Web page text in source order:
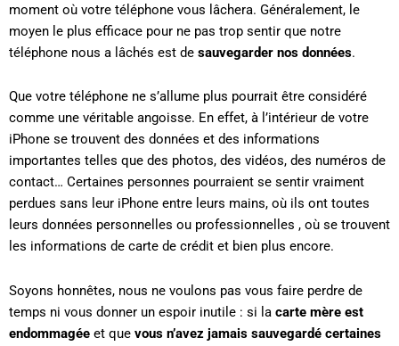
moment où votre téléphone vous lâchera. Généralement, le
moyen le plus efficace pour ne pas trop sentir que notre
téléphone nous a lâchés est de sauvegarder nos données.
Que votre téléphone ne s’allume plus pourrait être considéré
comme une véritable angoisse. En effet, à l’intérieur de votre
iPhone se trouvent des données et des informations
importantes telles que des photos, des vidéos, des numéros de
contact… Certaines personnes pourraient se sentir vraiment
perdues sans leur iPhone entre leurs mains, où ils ont toutes
leurs données personnelles ou professionnelles , où se trouvent
les informations de carte de crédit et bien plus encore.
Soyons honnêtes, nous ne voulons pas vous faire perdre de
temps ni vous donner un espoir inutile : si la carte mère est
endommagée et que vous n’avez jamais sauvegardé certaines